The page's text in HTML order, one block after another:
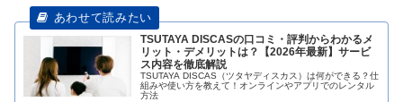
TSUTAYA DISCASの口コミ・評判からわかるメ
リット・デメリットは？【2026年最新】サービ
ス内容を徹底解説
TSUTAYA DISCAS（ツタヤディスカス）は何ができる？仕
組みや使い方を教えて！オンラインやアプリでのレンタル
方法